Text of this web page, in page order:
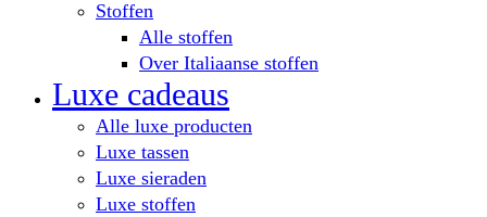
Stoffen
Alle stoffen
Over Italiaanse stoffen
Luxe cadeaus
Alle luxe producten
Luxe tassen
Luxe sieraden
Luxe stoffen